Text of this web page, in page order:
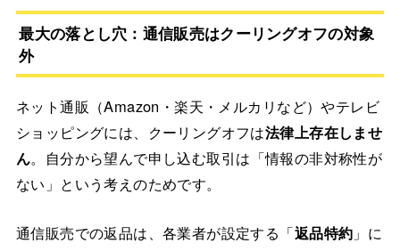
最大の落とし穴：通信販売はクーリングオフの対象
外
ネット通販（Amazon・楽天・メルカリなど）やテレビ
ショッピングには、クーリングオフは法律上存在しませ
ん。自分から望んで申し込む取引は「情報の非対称性が
ない」という考えのためです。
通信販売での返品は、各業者が設定する「返品特約 」に